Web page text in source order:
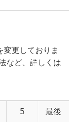
変更しておりま
など、詳しくは
5 最後